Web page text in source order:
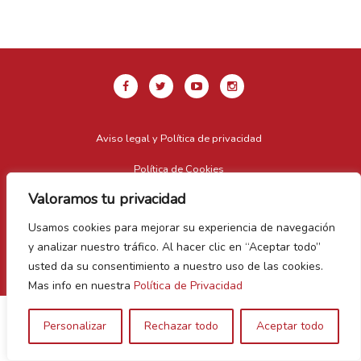
Valoramos tu privacidad
Usamos cookies para mejorar su experiencia de navegación
y analizar nuestro tráfico. Al hacer clic en “Aceptar todo”
usted da su consentimiento a nuestro uso de las cookies.
Mas info en nuestra Política de Privacidad
Personalizar Rechazar todo Aceptar todo
Aviso legal y Política de privacidad
Política de Cookies
Contacto
Vegas Bañezanas
Canal de Denuncias